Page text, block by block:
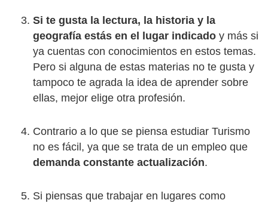
Si te gusta la lectura, la historia y la
geografía estás en el lugar indicado y más si
ya cuentas con conocimientos en estos temas.
Pero si alguna de estas materias no te gusta y
tampoco te agrada la idea de aprender sobre
ellas, mejor elige otra profesión.
Contrario a lo que se piensa estudiar Turismo
no es fácil, ya que se trata de un empleo que
demanda constante actualización.
Si piensas que trabajar en lugares como